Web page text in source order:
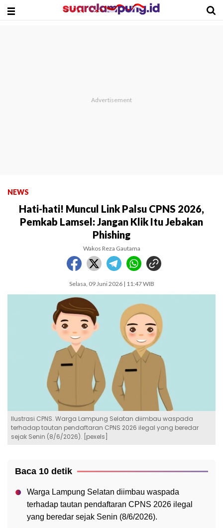
NEWS
Hati-hati! Muncul Link Palsu CPNS 2026,
Pemkab Lamsel: Jangan Klik Itu Jebakan
Phishing
Wakos Reza Gautama
Selasa, 09 Juni 2026 | 11:47 WIB
Ilustrasi CPNS. Warga Lampung Selatan diimbau waspada
terhadap tautan pendaftaran CPNS 2026 ilegal yang beredar
sejak Senin (8/6/2026). [pexels]
Baca 10 detik
Warga Lampung Selatan diimbau waspada
terhadap tautan pendaftaran CPNS 2026 ilegal
yang beredar sejak Senin (8/6/2026).